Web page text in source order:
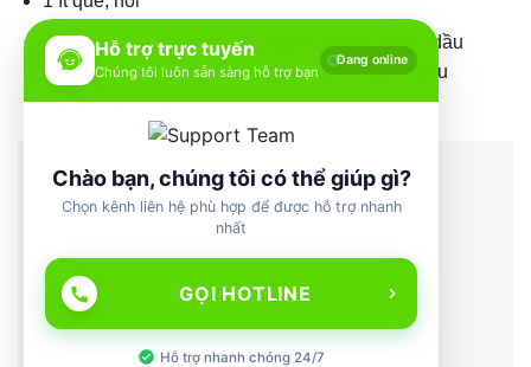
Gia vị: Nước tương, tương tàu xì Lee Kum Ki, dầu
hào, giấm, đường, dầu mè, dầu ăn, ớt bột, rượu
trắng, muối, hạt nêm.
Hỗ trợ trực tuyến
Chúng tôi luôn sẵn sàng hỗ trợ bạn
Đang online
Chào bạn, chúng tôi có thể giúp gì?
Chọn kênh liên hệ phù hợp để được hỗ trợ nhanh
nhất
GỌI HOTLINE
Hỗ trợ nhanh chóng 24/7